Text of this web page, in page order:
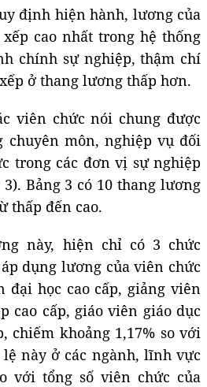
định hiện hành, lương của
cao nhất trong hệ thống
chính sự nghiệp, thậm chí
ở thang lương thấp hơn.
viên chức nói chung được
chuyên môn, nghiệp vụ đối
trong các đơn vị sự nghiệp
Bảng 3 có 10 thang lương
thấp đến cao.
này, hiện chỉ có 3 chức
dụng lương của viên chức
đại học cao cấp, giảng viên
cao cấp, giáo viên giáo dục
chiếm khoảng 1,17% so với
lệ này ở các ngành, lĩnh vực
với tổng số viên chức của